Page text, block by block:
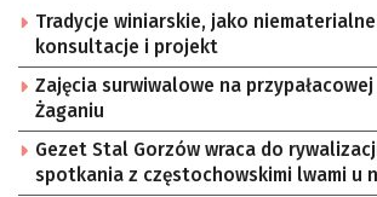
Tradycje winiarskie, jako
konsultacje i projekt
Zajęcia surwiwalowe na
Żaganiu
Gezet Stal Gorzów wraca do
spotkania z częstochowskimi lwami u